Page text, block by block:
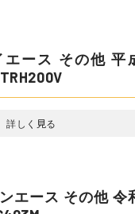
ース 平ボディ 平成